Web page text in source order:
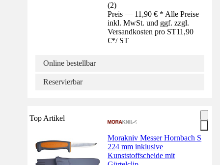
(2)
Preis — 11,90 € * Alle Preise
inkl. MwSt. und ggf. zzgl.
Versandkosten pro ST11,90
€*/ ST
Online bestellbar
Reservierbar
Top Artikel
Morakniv Messer Hornbach S
224 mm inklusive
Kunststoffscheide mit